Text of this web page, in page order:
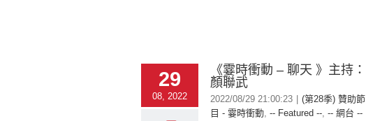
29
08, 2022
《霎時衝動 – 聊天 》主持：
顏聯武
2022/08/29 21:00:23
(第28季) 贊助節
目 - 霎時衝動, -- Featured --, -- 網台 --